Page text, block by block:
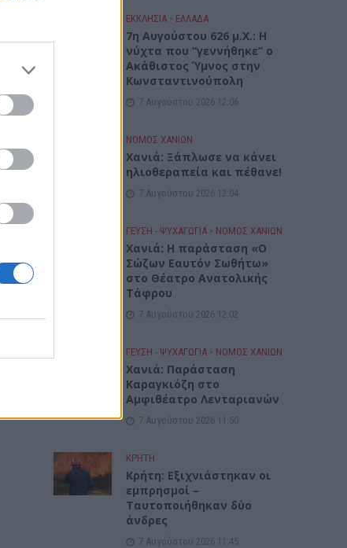
ΕΚΚΛΗΣΙΑ • ΕΛΛΑΔΑ
7η Αυγούστου 626 μ.Χ.: Η
νύχτα που “γεννήθηκε” ο
Ακάθιστος Ύμνος στην
Κωνσταντινούπολη
7 Αυγούστου 2026 12:06
ΝΟΜΌΣ ΧΑΝΊΩΝ
Χανιά: Ξάπλωσε να κάνει
ηλιοθεραπεία και πέθανε!
7 Αυγούστου 2026 12:04
ΓΕΎΣΗ - ΨΥΧΑΓΩΓΊΑ • ΝΟΜΌΣ ΧΑΝΊΩΝ
Χανιά: Η παράσταση «Ο
Σώζων Εαυτόν Σωθήτω»
στο Θέατρο Ανατολικής
Τάφρου
7 Αυγούστου 2026 12:02
ΓΕΎΣΗ - ΨΥΧΑΓΩΓΊΑ • ΝΟΜΌΣ ΧΑΝΊΩΝ
Xανιά: Παράσταση
Καραγκιόζη στο
Αμφιθέατρο Λενταριανών
7 Αυγούστου 2026 11:50
ΚΡΗΤΗ
Κρήτη: Εξιχνιάστηκαν οι
εμπρησμοί –
Ταυτοποιήθηκαν δύο
άνδρες
7 Αυγούστου 2026 11:45